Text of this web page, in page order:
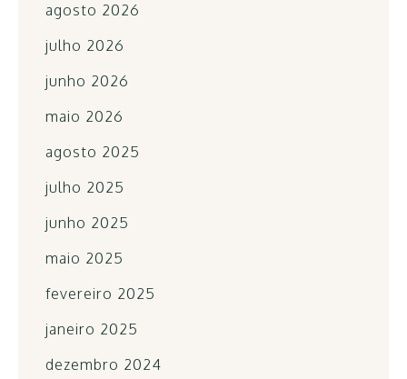
agosto 2026
julho 2026
junho 2026
maio 2026
agosto 2025
julho 2025
junho 2025
maio 2025
fevereiro 2025
janeiro 2025
dezembro 2024